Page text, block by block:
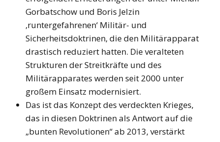
Gorbatschow und Boris Jelzin
‚runtergefahrenen‘ Militär- und
Sicherheitsdoktrinen, die den Militärapparat
drastisch reduziert hatten. Die veralteten
Strukturen der Streitkräfte und des
Militärapparates werden seit 2000 unter
großem Einsatz modernisiert.
Das ist das Konzept des verdeckten Krieges,
das in diesen Doktrinen als Antwort auf die
„bunten Revolutionen“ ab 2013, verstärkt